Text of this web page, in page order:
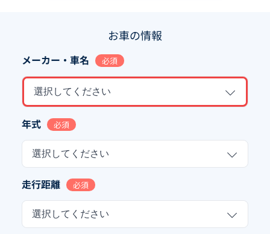
お車の情報
メーカー・車名 必須
選択してください
年式 必須
選択してください
走行距離 必須
選択してください